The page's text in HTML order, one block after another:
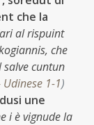
che la
al rispuint
che
salve cuntun
1-1)
une
i è vignude la